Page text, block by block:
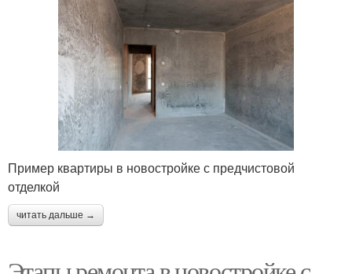
Пример квартиры в новостройке с предчистовой
отделкой
читать дальше →